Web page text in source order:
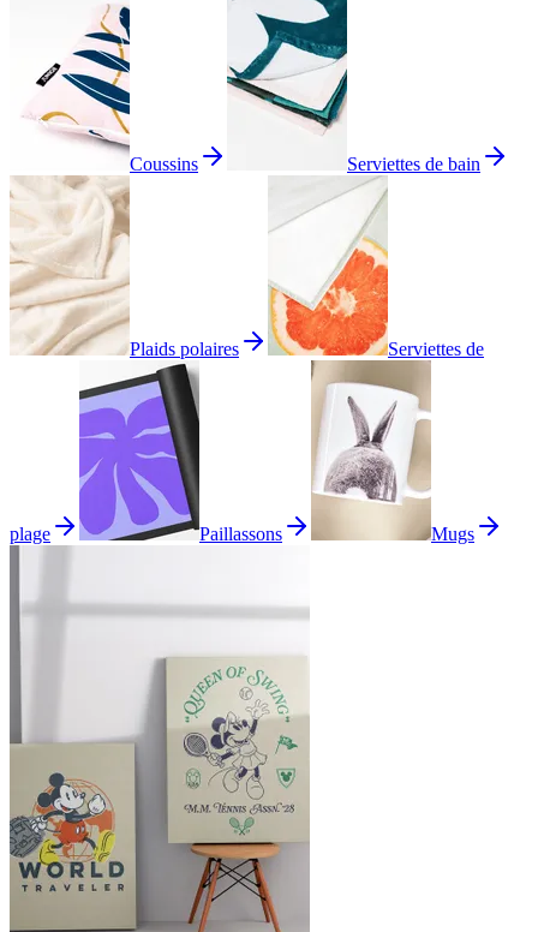
Coussins Serviettes de bain
Plaids polaires Serviettes de
plage Paillassons Mugs